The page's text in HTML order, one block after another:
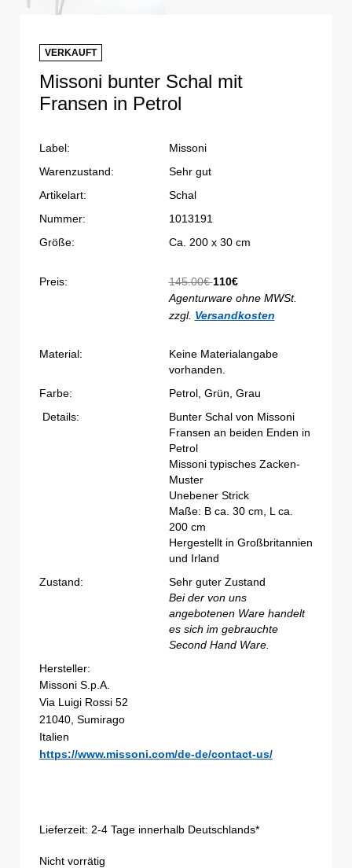
VERKAUFT
Missoni bunter Schal mit
Fransen in Petrol
Label:
Missoni
Warenzustand:
Sehr gut
Artikelart:
Schal
Nummer:
1013191
Größe:
Ca. 200 x 30 cm
Preis: 145.00€110€
Agenturware ohne MWSt.
zzgl. Versandkosten
Material:
Keine Materialangabe
vorhanden.
Farbe:
Petrol, Grün, Grau
Details:
Bunter Schal von Missoni
Fransen an beiden Enden in
Petrol
Missoni typisches Zacken-
Muster
Unebener Strick
Maße: B ca. 30 cm, L ca.
200 cm
Hergestellt in Großbritannien
und Irland
Zustand:
Sehr guter Zustand
Bei der von uns
angebotenen Ware handelt
es sich im gebrauchte
Second Hand Ware.
Hersteller:
Missoni S.p.A.
Via Luigi Rossi 52
21040, Sumirago
Italien
https://www.missoni.com/de-de/contact-us/
Lieferzeit: 2-4 Tage innerhalb Deutschlands*
Nicht vorrätig